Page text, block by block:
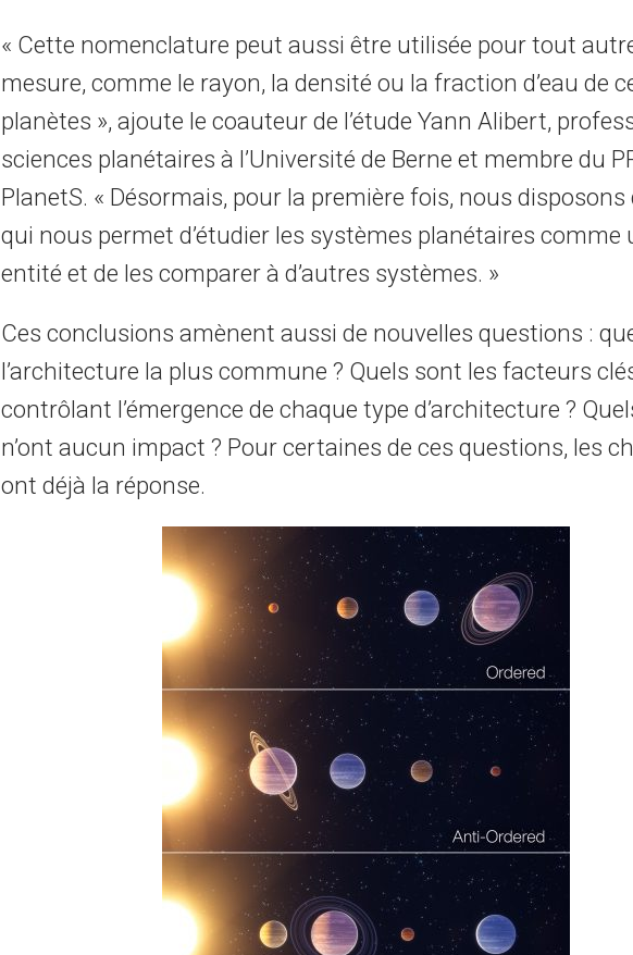
« Cette nomenclature peut aussi être utilisée pour tout
mesure, comme le rayon, la densité ou la fraction d’eau de
planètes », ajoute le coauteur de l’étude Yann Alibert,
sciences planétaires à l’Université de Berne et membre du
PlanetS. « Désormais, pour la première fois, nous disposons
qui nous permet d’étudier les systèmes planétaires comme
entité et de les comparer à d’autres systèmes. »
Ces conclusions amènent aussi de nouvelles questions :
l’architecture la plus commune ? Quels sont les facteurs
contrôlant l’émergence de chaque type d’architecture ?
n’ont aucun impact ? Pour certaines de ces questions, les
ont déjà la réponse.